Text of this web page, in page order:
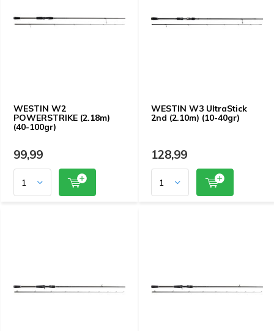
WESTIN W2
POWERSTRIKE (2.18m)
(40-100gr)
99,99
WESTIN W3 UltraStick
2nd (2.10m) (10-40gr)
128,99